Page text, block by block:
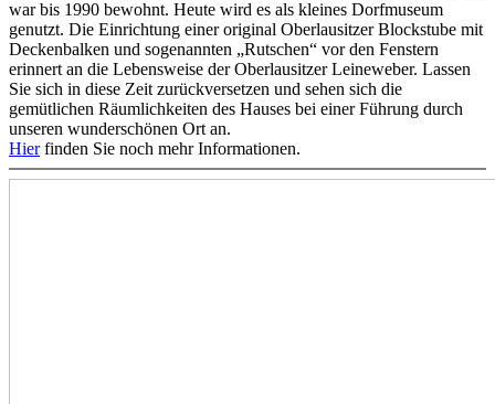
war bis 1990 bewohnt. Heute wird es als kleines Dorfmuseum
genutzt. Die Einrichtung einer original Oberlausitzer Blockstube mit
Deckenbalken und sogenannten „Rutschen“ vor den Fenstern
erinnert an die Lebensweise der Oberlausitzer Leineweber. Lassen
Sie sich in diese Zeit zurückversetzen und sehen sich die
gemütlichen Räumlichkeiten des Hauses bei einer Führung durch
unseren wunderschönen Ort an. ‎‎
Hierfinden Sie noch mehr Informationen.